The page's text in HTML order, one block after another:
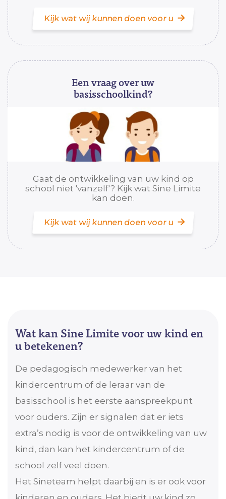
Kijk wat wij kunnen doen voor u
Een vraag over uw
basisschoolkind?
Gaat de ontwikkeling van uw kind op
school niet 'vanzelf'? Kijk wat Sine Limite
kan doen.
Kijk wat wij kunnen doen voor u
Wat kan Sine Limite voor uw kind en
u betekenen?
De pedagogisch medewerker van het
kindercentrum of de leraar van de
basisschool is het eerste aanspreekpunt
voor ouders. Zijn er signalen dat er iets
extra’s nodig is voor de ontwikkeling van uw
kind, dan kan het kindercentrum of de
school zelf veel doen.
Het Sineteam helpt daarbij en is er ook voor